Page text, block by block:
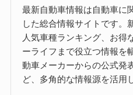
最新自動車情報は自動車に
した総合情報サイトです。
人気車種ランキング、お得
ーライフまで役立つ情報を
動車メーカーからの公式発
ど、多角的な情報源を活用